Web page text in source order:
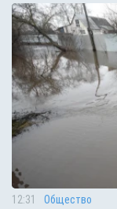
12:31 Общество